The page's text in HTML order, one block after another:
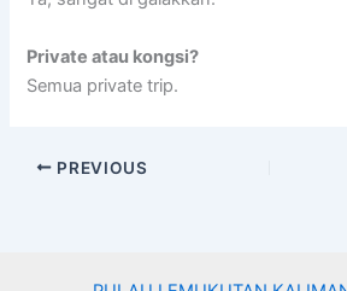
Private atau kongsi?
Semua private trip.
PREVIOUS